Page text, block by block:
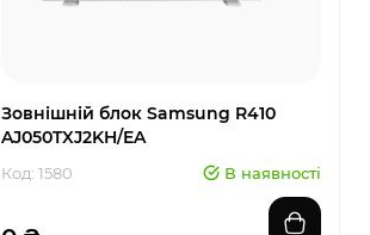
Зовнішній блок Samsung R410
AJ050TXJ2KH/EA
Код: 1580 В наявності